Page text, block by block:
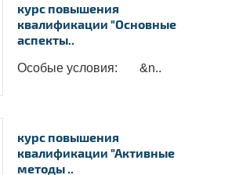
курс повышения
квалификации "Основные
аспекты..
Особые условия: &n..
курс повышения
квалификации "Активные
методы ..